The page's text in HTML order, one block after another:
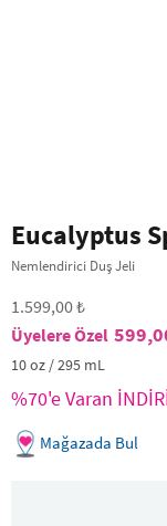
Eucalyptus
Nemlendirici Duş Jeli
1.599,00 ₺
10 oz / 295 mL
%70'e Varan
Mağazada Bul